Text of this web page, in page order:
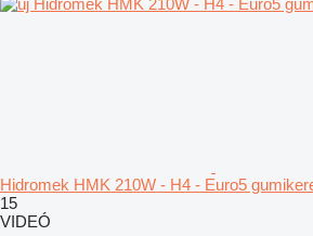
Hidromek HMK 210W - H4 - Euro5
15
VIDEÓ